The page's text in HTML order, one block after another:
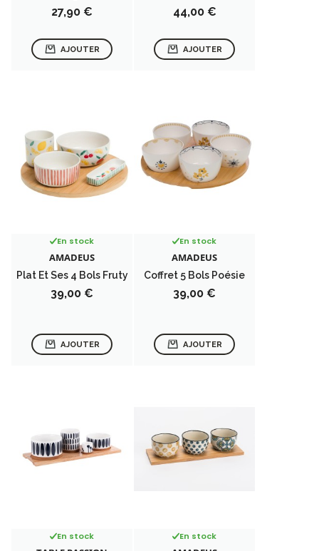
Prix
27,90 €
AJOUTER
Prix
44,00 €
AJOUTER
En stock
AMADEUS
Plat Et Ses 4 Bols Fruty
Prix
39,00 €
AJOUTER
En stock
AMADEUS
Coffret 5 Bols Poésie
Prix
39,00 €
AJOUTER
En stock En stock